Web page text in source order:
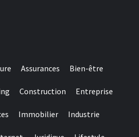
Assurances Bien-être
Construction Entreprise
Immobilier Industrie